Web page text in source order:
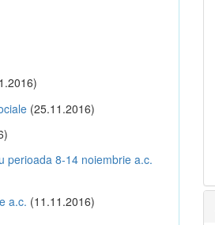
(25.11.2016)
perioada 8-14 noiembrie a.c.
a.c. (11.11.2016)